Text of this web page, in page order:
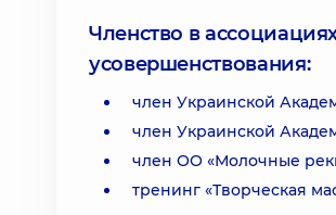
Членство в
усовершенствования:
член Украинской
член Украинской
член ОО «Молочные
тренинг «Творческая